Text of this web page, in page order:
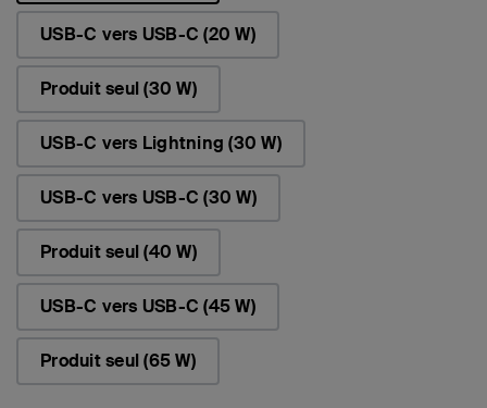
sélectionné(s)
USB-C vers USB-C (20 W)
Produit seul (30 W)
USB-C vers Lightning (30 W)
USB-C vers USB-C (30 W)
Produit seul (40 W)
USB-C vers USB-C (45 W)
Produit seul (65 W)